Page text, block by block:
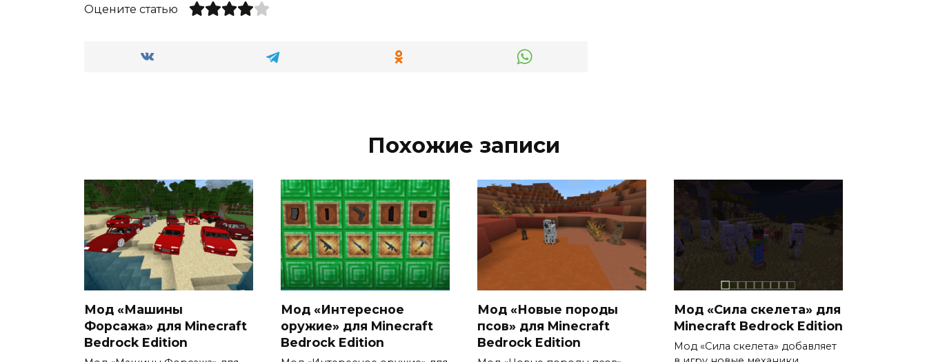
Оцените статью
Похожие записи
Мод «Машины
Форсажа» для Minecraft
Bedrock Edition
Мод «Интересное
оружие» для Minecraft
Bedrock Edition
Мод «Новые породы
псов» для Minecraft
Bedrock Edition
Мод «Сила скелета» для
Minecraft Bedrock Edition
Мод «Сила скелета» добавляет